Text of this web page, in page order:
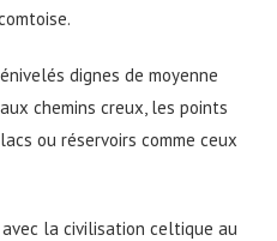
dignes de moyenne
chemins creux, les points
ou réservoirs comme ceux
la civilisation celtique au